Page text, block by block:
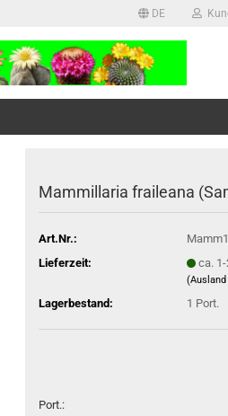
DE
Mammillaria fraileana
Art.Nr.:
Lieferzeit:
ca.
Lagerbestand: 1 Port.
Port.: